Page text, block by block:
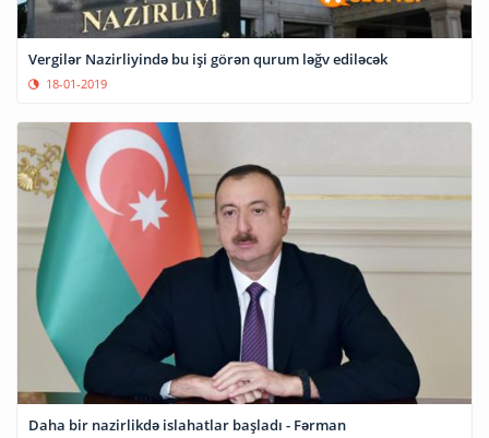
Vergilər Nazirliyində bu işi görən qurum ləğv ediləcək
18-01-2019
Daha bir nazirlikdə islahatlar başladı - Fərman